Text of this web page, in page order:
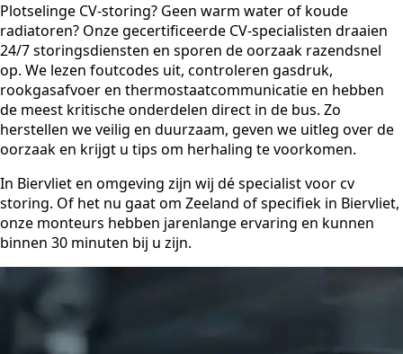
Plotselinge CV-storing? Geen warm water of koude
radiatoren? Onze gecertificeerde CV-specialisten draaien
24/7 storingsdiensten en sporen de oorzaak razendsnel
op. We lezen foutcodes uit, controleren gasdruk,
rookgasafvoer en thermostaatcommunicatie en hebben
de meest kritische onderdelen direct in de bus. Zo
herstellen we veilig en duurzaam, geven we uitleg over de
oorzaak en krijgt u tips om herhaling te voorkomen.
In Biervliet en omgeving zijn wij dé specialist voor cv
storing. Of het nu gaat om Zeeland of specifiek in Biervliet,
onze monteurs hebben jarenlange ervaring en kunnen
binnen 30 minuten bij u zijn.